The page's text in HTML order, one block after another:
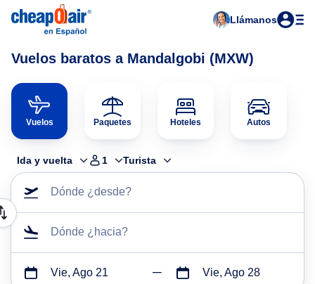
Llámanos
Vuelos baratos a Mandalgobi (MXW)
Vuelos Paquetes Hoteles Autos
Ida y vuelta 1 Turista
Dónde ¿desde?
Dónde ¿hacia?
Vie, Ago 21 Vie, Ago 28